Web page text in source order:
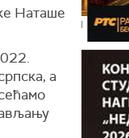
Наташе
а